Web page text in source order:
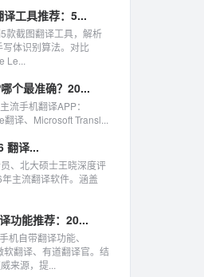
工具推荐：5...
款截图翻译工具，解析
体识别算法。对比
Le...
个最准确？20...
流手机翻译APP：
译、Microsoft Transl...
翻译...
、北大硕士王晓深度评
主流翻译软件。涵盖
功能推荐：20...
机自带翻译功能、
翻译、有道翻译官。结
来源，提...